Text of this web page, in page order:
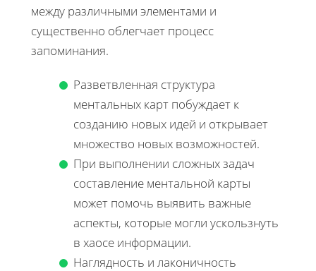
между различными элементами и
существенно облегчает процесс
запоминания.
Разветвленная структура
ментальных карт побуждает к
созданию новых идей и открывает
множество новых возможностей.
При выполнении сложных задач
составление ментальной карты
может помочь выявить важные
аспекты, которые могли ускользнуть
в хаосе информации.
Наглядность и лаконичность